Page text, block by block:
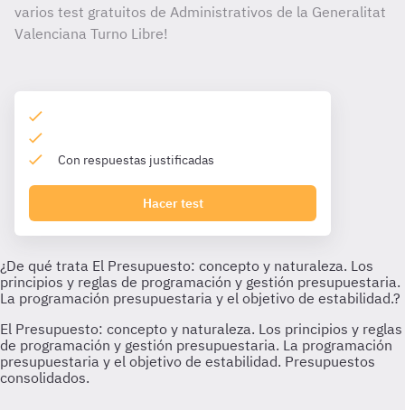
varios test gratuitos de Administrativos de la Generalitat
Valenciana Turno Libre!
Con respuestas justificadas
Hacer test